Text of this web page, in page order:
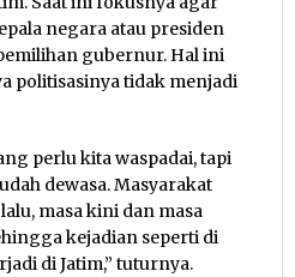
negara atau presiden
gubernur. Hal ini
politisasinya tidak menjadi
perlu kita waspadai, tapi
dewasa. Masyarakat
masa kini dan masa
kejadian seperti di
di Jatim,” tuturnya.